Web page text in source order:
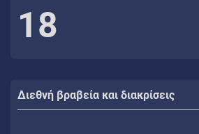
18
Διεθνή βραβεία και διακρίσεις